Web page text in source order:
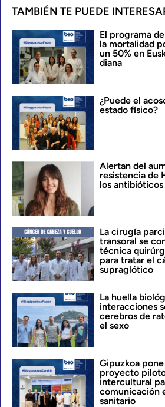
TAMBIÉN TE PUEDE
El programa
la mortalidad
un 50% en
diana
¿Puede el
estado físico?
Alertan del
resistencia de
los
La cirugía
transoral se
técnica
para tratar el
supraglótico
La huella
interacciones
cerebros de
el sexo
Gipuzkoa
proyecto
intercultural
comunicación
sanitario